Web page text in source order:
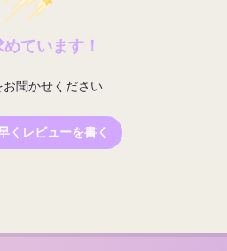
ています！
お聞かせください
くレビューを書く